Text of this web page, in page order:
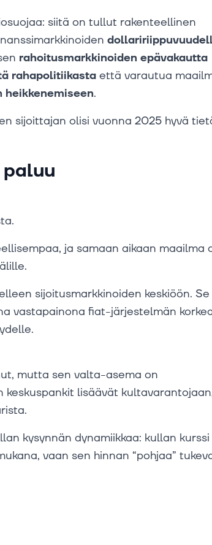
siitä on tullut rakenteellinen
rahoitusmarkkinoiden epävakautta
rahapolitiikastaettä varautua
.
sijoittajan olisi vuonna 2025 hyvä
ja samaan aikaan maailma
sijoitusmarkkinoiden keskiöön. Se
vastapainona fiat-järjestelmän
mutta sen valta-asema on
keskuspankit lisäävät
kysynnän dynamiikkaa: kullan kurssi
vaan sen hinnan “pohjaa”